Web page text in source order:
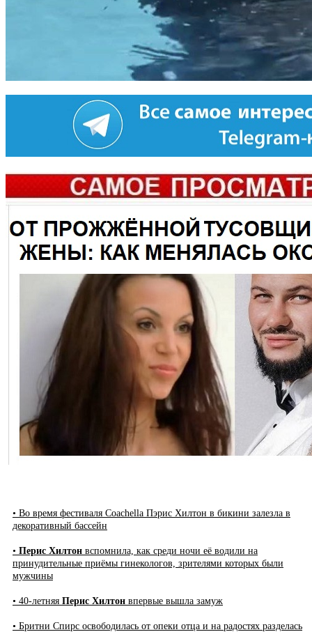
• Во время фестиваля Coachella Пэрис Хилтон в бикини залезла в
декоративный бассейн
• Перис Хилтон вспомнила, как среди ночи её водили на
принудительные приёмы гинекологов, зрителями которых были
мужчины
• 40-летняя Перис Хилтон впервые вышла замуж
• Бритни Спирс освободилась от опеки отца и на радостях разделась